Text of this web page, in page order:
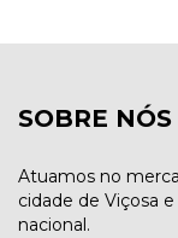
SOBRE NÓS
Atuamos no
cidade de Viçosa
nacional.